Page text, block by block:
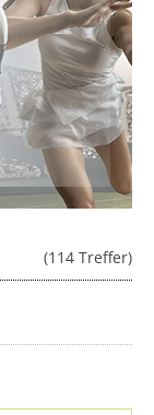
(114 Treffer)